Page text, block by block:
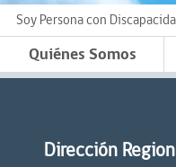
Soy Persona con
Quiénes Somos
Dirección